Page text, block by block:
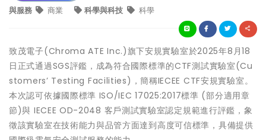
與服務 商業 科學與科技 科學
致茂電子(Chroma ATE Inc.)旗下安規實驗室於2025年8月18
日正式通過SGS評鑑，成為符合國際標準的CTF測試實驗室(Cu
stomers’ Testing Facilities)，簡稱IECEE CTF安規實驗室。
本次認可依據國際標準 ISO/IEC 17025:2017標準 (部分適用章
節)與 IECEE OD-2048 客戶測試實驗室認定規範進行評鑑，象
徵該實驗室在技術能力與品管方面達到高度可信標準，具備提供